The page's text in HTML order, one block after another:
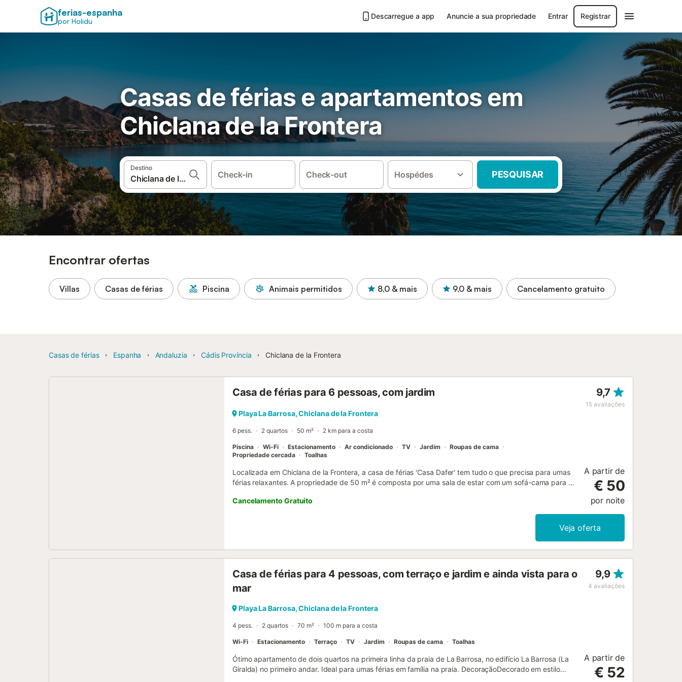
ferias-espanha
por Holidu
Descarregue a app Anuncie a sua propriedade Entrar Registrar
Casas de férias e apartamentos em
Chiclana de la Frontera
Destino
Check-in Check-out Hospédes PESQUISAR
Encontrar ofertas
Villas Casas de férias Piscina Animais permitidos 8,0 & mais 9,0 & mais Cancelamento gratuito
Casas de férias Espanha Andaluzia Cádis Província Chiclana de la Frontera
Casa de férias para 6 pessoas, com jardim 9,7
15 avaliações
Playa La Barrosa, Chiclana de la Frontera
6 pess. 2 quartos 50 m² 2 km para a costa
Piscina Wi-Fi Estacionamento Ar condicionado TV Jardim
Roupas de cama
Propriedade cercada
Toalhas
Localizada em Chiclana de la Frontera, a casa de férias 'Casa Dafer' tem tudo o que precisa para umas
férias relaxantes. A propriedade de 50 m² é composta por uma sala de estar com um sofá-cama para 2
banho e pode, portanto, acomodar 6 pessoas. As comodidades adicionais incluem Wi-Fi de alta
velocidade (adequado para chamadas de vídeo), uma televisão, ar condicionado, uma máquina de lavar
roupa, bem como uma máquina de secar roupa. Esta propriedade dispõe de uma área exterior privada
também podem desfrutar de um espaço exterior partilhado com um terraço coberto. A praia, um campo
estimação, fumar e festas. Está disponível um aluguer externo de bicicletas mediante reserva. A
poupança de luz e água....
Cancelamento Gratuito
A partir de
€ 50
por noite
Veja oferta
Casa de férias para 4 pessoas, com terraço e jardim e ainda vista para o
mar
9,9
4 avaliações
Playa La Barrosa, Chiclana de la Frontera
4 pess. 2 quartos 70 m² 100 m para a costa
Wi-Fi Estacionamento Terraço TV Jardim Roupas de cama Toalhas
Ótimo apartamento de dois quartos na primeira linha da praia de La Barrosa, no edifício La Barrosa (La
Giralda) no primeiro andar. Ideal para umas férias em família na praia. DecoraçãoDecorado em estilo
A partir de
€ 52